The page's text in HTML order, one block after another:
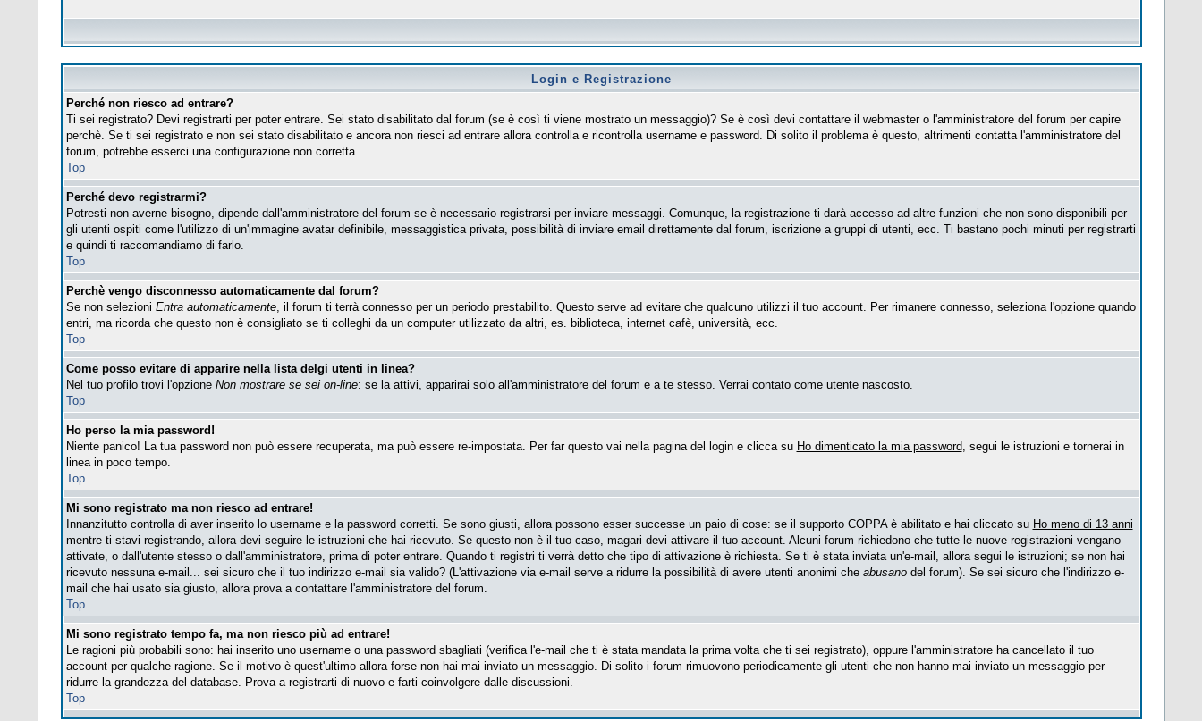
Login e Registrazione
Perché non riesco ad entrare?
Ti sei registrato? Devi registrarti per poter entrare. Sei stato disabilitato dal forum (se è così ti viene mostrato un messaggio)? Se è così devi contattare il webmaster o l'amministratore del forum per capire
perchè. Se ti sei registrato e non sei stato disabilitato e ancora non riesci ad entrare allora controlla e ricontrolla username e password. Di solito il problema è questo, altrimenti contatta l'amministratore del
forum, potrebbe esserci una configurazione non corretta.
Top
Perché devo registrarmi?
Potresti non averne bisogno, dipende dall'amministratore del forum se è necessario registrarsi per inviare messaggi. Comunque, la registrazione ti darà accesso ad altre funzioni che non sono disponibili per
gli utenti ospiti come l'utilizzo di un'immagine avatar definibile, messaggistica privata, possibilità di inviare email direttamente dal forum, iscrizione a gruppi di utenti, ecc. Ti bastano pochi minuti per registrarti
e quindi ti raccomandiamo di farlo.
Top
Perchè vengo disconnesso automaticamente dal forum?
Se non selezioni Entra automaticamente, il forum ti terrà connesso per un periodo prestabilito. Questo serve ad evitare che qualcuno utilizzi il tuo account. Per rimanere connesso, seleziona l'opzione quando
entri, ma ricorda che questo non è consigliato se ti colleghi da un computer utilizzato da altri, es. biblioteca, internet cafè, università, ecc.
Top
Come posso evitare di apparire nella lista delgi utenti in linea?
Nel tuo profilo trovi l'opzione Non mostrare se sei on-line: se la attivi, apparirai solo all'amministratore del forum e a te stesso. Verrai contato come utente nascosto.
Top
Ho perso la mia password!
Niente panico! La tua password non può essere recuperata, ma può essere re-impostata. Per far questo vai nella pagina del login e clicca su Ho dimenticato la mia password, segui le istruzioni e tornerai in
linea in poco tempo.
Top
Mi sono registrato ma non riesco ad entrare!
Innanzitutto controlla di aver inserito lo username e la password corretti. Se sono giusti, allora possono esser successe un paio di cose: se il supporto COPPA è abilitato e hai cliccato su Ho meno di 13 anni
mentre ti stavi registrando, allora devi seguire le istruzioni che hai ricevuto. Se questo non è il tuo caso, magari devi attivare il tuo account. Alcuni forum richiedono che tutte le nuove registrazioni vengano
attivate, o dall'utente stesso o dall'amministratore, prima di poter entrare. Quando ti registri ti verrà detto che tipo di attivazione è richiesta. Se ti è stata inviata un'e-mail, allora segui le istruzioni; se non hai
ricevuto nessuna e-mail... sei sicuro che il tuo indirizzo e-mail sia valido? (L'attivazione via e-mail serve a ridurre la possibilità di avere utenti anonimi che abusanodel forum). Se sei sicuro che l'indirizzo e-
mail che hai usato sia giusto, allora prova a contattare l'amministratore del forum.
Top
Mi sono registrato tempo fa, ma non riesco più ad entrare!
Le ragioni più probabili sono: hai inserito uno username o una password sbagliati (verifica l'e-mail che ti è stata mandata la prima volta che ti sei registrato), oppure l'amministratore ha cancellato il tuo
account per qualche ragione. Se il motivo è quest'ultimo allora forse non hai mai inviato un messaggio. Di solito i forum rimuovono periodicamente gli utenti che non hanno mai inviato un messaggio per
ridurre la grandezza del database. Prova a registrarti di nuovo e farti coinvolgere dalle discussioni.
Top